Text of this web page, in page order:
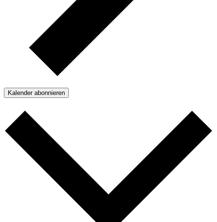
Kalender abonnieren